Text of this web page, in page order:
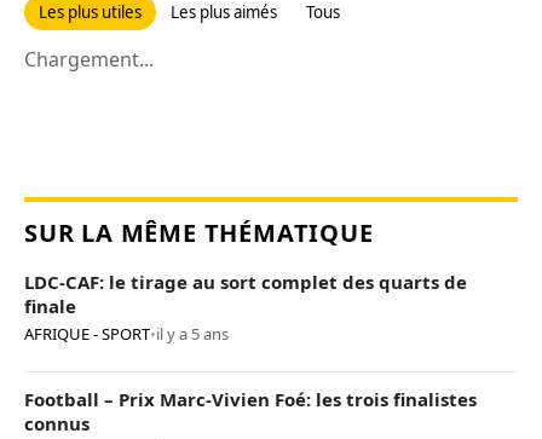
Les plus utiles Les plus aimés Tous
Chargement...
SUR LA MÊME THÉMATIQUE
LDC-CAF: le tirage au sort complet des quarts de
finale
AFRIQUE - SPORT•il y a 5 ans
Football – Prix Marc-Vivien Foé: les trois finalistes
connus